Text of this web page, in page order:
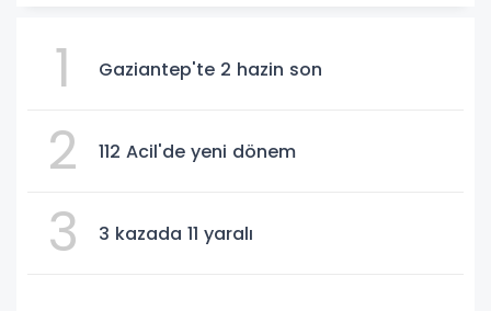
1 Gaziantep'te 2 hazin son
2 112 Acil'de yeni dönem
3 3 kazada 11 yaralı